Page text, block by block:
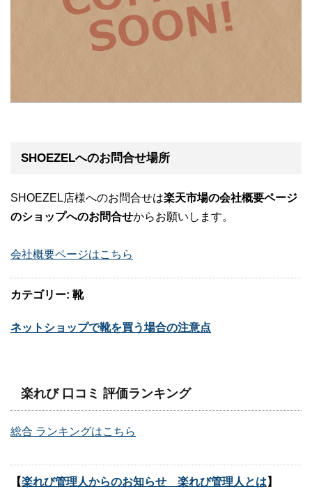
SHOEZELへのお問合せ場所
SHOEZEL店様へのお問合せは楽天市場の会社概要ページ
のショップへのお問合せからお願いします。
会社概要ページはこちら
カテゴリー: 靴
ネットショップで靴を買う場合の注意点
楽れび 口コミ 評価ランキング
総合 ランキングはこちら
【楽れび管理人からのお知らせ 楽れび管理人とは 】